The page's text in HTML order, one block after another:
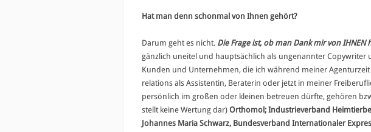
Hat man denn schonmal von Ihnen gehört?
Darum geht es nicht. Die Frage ist, ob man Dank mir von IHNEN
gänzlich uneitel und hauptsächlich als ungenannter Copywriter
Kunden und Unternehmen, die ich während meiner
relations als Assistentin, Beraterin oder jetzt in meiner
persönlich im großen oder kleinen betreuen dürfte, gehören
stellt keine Wertung dar) Orthomol; Industrieverband
Johannes Maria Schwarz, Bundesverband Internationaler